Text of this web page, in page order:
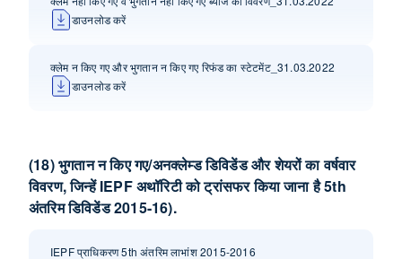
डाउनलोड करें
क्लेम न किए गए और भुगतान न किए गए रिफंड का स्टेटमेंट_31.03.2022
डाउनलोड करें
(18) भुगतान न किए गए/अनक्लेम्‍ड डिविडेंड और शेयरों का वर्षवार
विवरण, जिन्‍हें IEPF अथॉरिटी को ट्रांसफर किया जाना है 5th
अंतरिम डिविडेंड 2015-16).
IEPF प्राधिकरण 5th अंतरिम लाभांश 2015-2016